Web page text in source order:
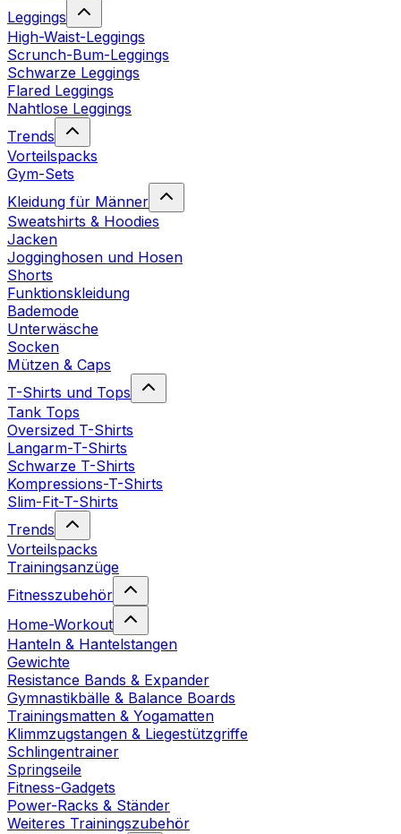
Leggings
High-Waist-Leggings
Scrunch-Bum-Leggings
Schwarze Leggings
Flared Leggings
Nahtlose Leggings
Trends
Vorteilspacks
Gym-Sets
Kleidung für Männer
Sweatshirts & Hoodies
Jacken
Jogginghosen und Hosen
Shorts
Funktionskleidung
Bademode
Unterwäsche
Socken
Mützen & Caps
T-Shirts und Tops
Tank Tops
Oversized T-Shirts
Langarm-T-Shirts
Schwarze T-Shirts
Kompressions-T-Shirts
Slim-Fit-T-Shirts
Trends
Vorteilspacks
Trainingsanzüge
Fitnesszubehör
Home-Workout
Hanteln & Hantelstangen
Gewichte
Resistance Bands & Expander
Gymnastikbälle & Balance Boards
Trainingsmatten & Yogamatten
Klimmzugstangen & Liegestützgriffe
Schlingentrainer
Springseile
Fitness-Gadgets
Power-Racks & Ständer
Weiteres Trainingszubehör